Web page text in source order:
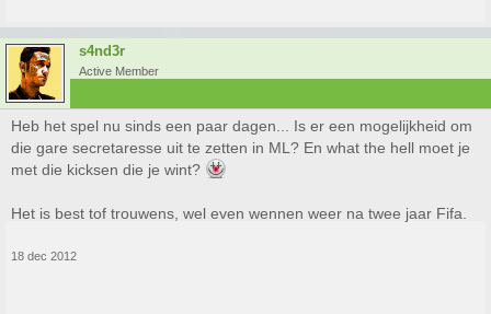
s4nd3r
Active Member
Heb het spel nu sinds een paar dagen... Is er een mogelijkheid om
die gare secretaresse uit te zetten in ML? En what the hell moet je
met die kicksen die je wint?
Het is best tof trouwens, wel even wennen weer na twee jaar Fifa.
18 dec 2012